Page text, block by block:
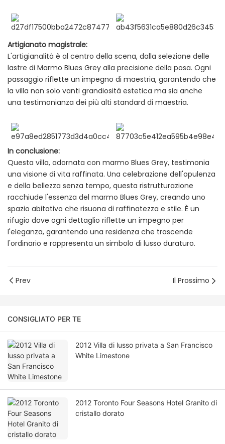
Artigianato magistrale:
L'artigianalità è al centro della scena, dalla selezione delle
lastre di Marmo Blues Grey alla precisione della posa. Ogni
passaggio riflette un impegno di maestria, garantendo che
la villa non solo vanti grandiosità estetica ma sia anche
una testimonianza dei più alti standard di maestria.
In conclusione:
Questa villa, adornata con marmo Blues Grey, testimonia
una visione di vita raffinata. Una celebrazione dell'opulenza
e della bellezza senza tempo, questa ristrutturazione
racchiude l'essenza del marmo Blues Grey, creando uno
spazio abitativo che risuona di raffinatezza e stile. È un
rifugio dove ogni dettaglio riflette un impegno per
l'eleganza, garantendo una residenza che trascende
l'ordinario e rappresenta un simbolo di lusso duraturo.
Prev Il Prossimo
CONSIGLIATO PER TE
2012 Villa di lusso privata a San Francisco
White Limestone
2012 Toronto Four Seasons Hotel Granito di
cristallo dorato